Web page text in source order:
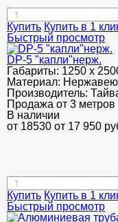
Купить Купить в 1
Быстрый просмотр
DP-5 "капли"нерж.
Габариты: 1250 х
Материал:
Производитель:
Продажа от 3 метров
В наличии
от 18530 от 17 950
Купить Купить в 1
Быстрый просмотр